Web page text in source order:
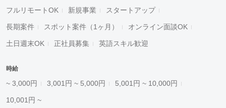
フルリモートOK 新規事業 スタートアップ
長期案件 スポット案件（1ヶ月） オンライン面談OK
土日週末OK 正社員募集 英語スキル歓迎
時給
~ 3,000円 3,001円 ~ 5,000円 5,001円 ~ 10,000円
10,001円 ~